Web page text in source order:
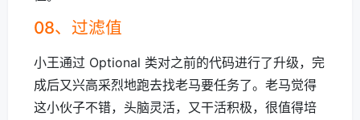
08、过滤值
小王通过 Optional 类对之前的代码进行了升级，完
成后又兴高采烈地跑去找老马要任务了。老马觉得
这小伙子不错，头脑灵活，又干活积极，很值得培